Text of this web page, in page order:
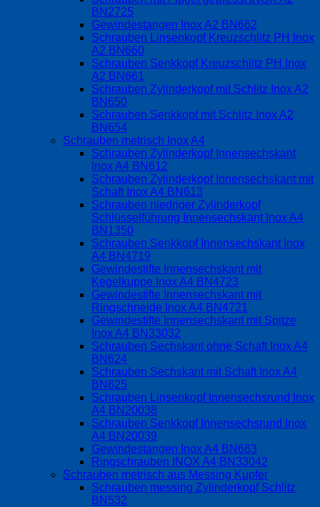
BN2725
Gewindestangen Inox A2 BN662
Schrauben Linsenkopf Kreuzschlitz PH Inox
A2 BN660
Schrauben Senkkopf Kreuzschlitz PH Inox
A2 BN661
Schrauben Zylinderkopf mit Schlitz Inox A2
BN650
Schrauben Senkkopf mit Schlitz Inox A2
BN654
Schrauben metrisch Inox A4
Schrauben Zylinderkopf Innensechskant
Inox A4 BN612
Schrauben Zylinderkopf Innensechskant mit
Schaft Inox A4 BN613
Schrauben niedriger Zylinderkopf
Schlüsselführung Innensechskant Inox A4
BN1350
Schrauben Senkkopf Innensechskant Inox
A4 BN4719
Gewindestifte Innensechskant mit
Kegelkuppe Inox A4 BN4723
Gewindestifte Innensechskant mit
Ringschneide Inox A4 BN4721
Gewindestifte Innensechskant mit Spitze
Inox A4 BN33032
Schrauben Sechskant ohne Schaft Inox A4
BN624
Schrauben Sechskant mit Schaft Inox A4
BN625
Schrauben Linsenkopf Innensechsrund Inox
A4 BN20038
Schrauben Senkkopf Innensechsrund Inox
A4 BN20039
Gewindestangen Inox A4 BN663
Ringschrauben INOX A4 BN33042
Schrauben metrisch aus Messing Kupfer
Schrauben messing Zylinderkopf Schlitz
BN532